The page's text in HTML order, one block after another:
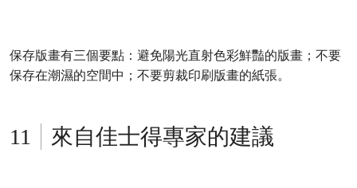
保存版畫有三個要點：避免陽光直射色彩鮮豔的版畫；不要
保存在潮濕的空間中；不要剪裁印刷版畫的紙張。
來自佳士得專家的建議